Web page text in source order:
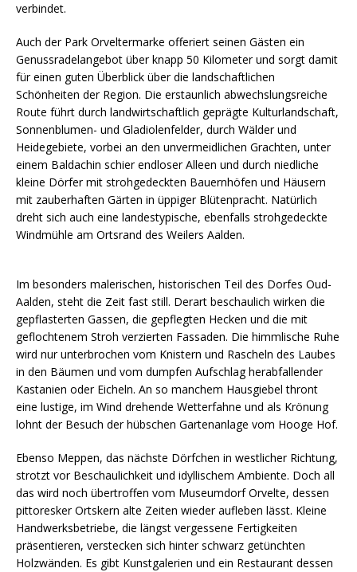
verbindet.
Auch der Park Orveltermarke offeriert seinen Gästen ein
Genussradelangebot über knapp 50 Kilometer und sorgt damit
für einen guten Überblick über die landschaftlichen
Schönheiten der Region. Die erstaunlich abwechslungsreiche
Route führt durch landwirtschaftlich geprägte Kulturlandschaft,
Sonnenblumen- und Gladiolenfelder, durch Wälder und
Heidegebiete, vorbei an den unvermeidlichen Grachten, unter
einem Baldachin schier endloser Alleen und durch niedliche
kleine Dörfer mit strohgedeckten Bauernhöfen und Häusern
mit zauberhaften Gärten in üppiger Blütenpracht. Natürlich
dreht sich auch eine landestypische, ebenfalls strohgedeckte
Windmühle am Ortsrand des Weilers Aalden.
Im besonders malerischen, historischen Teil des Dorfes Oud-
Aalden, steht die Zeit fast still. Derart beschaulich wirken die
gepflasterten Gassen, die gepflegten Hecken und die mit
geflochtenem Stroh verzierten Fassaden. Die himmlische Ruhe
wird nur unterbrochen vom Knistern und Rascheln des Laubes
in den Bäumen und vom dumpfen Aufschlag herabfallender
Kastanien oder Eicheln. An so manchem Hausgiebel thront
eine lustige, im Wind drehende Wetterfahne und als Krönung
lohnt der Besuch der hübschen Gartenanlage vom Hooge Hof.
Ebenso Meppen, das nächste Dörfchen in westlicher Richtung,
strotzt vor Beschaulichkeit und idyllischem Ambiente. Doch all
das wird noch übertroffen vom Museumdorf Orvelte, dessen
pittoresker Ortskern alte Zeiten wieder aufleben lässt. Kleine
Handwerksbetriebe, die längst vergessene Fertigkeiten
präsentieren, verstecken sich hinter schwarz getünchten
Holzwänden. Es gibt Kunstgalerien und ein Restaurant dessen